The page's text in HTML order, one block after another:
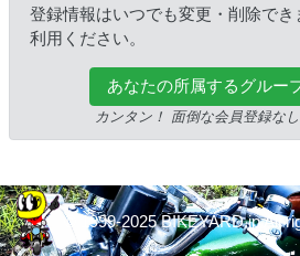
登録情報はいつでも変更・削除で
利用ください。
あなたの所属するグルー
カンタン！ 面倒な会員登録な
© 1999-2025 BIKEYARD.jp All